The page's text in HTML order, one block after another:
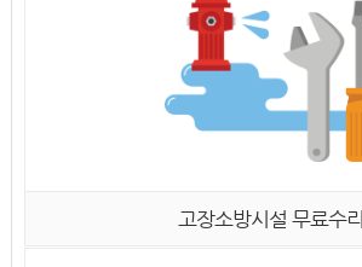
고장소방시설 무료수리